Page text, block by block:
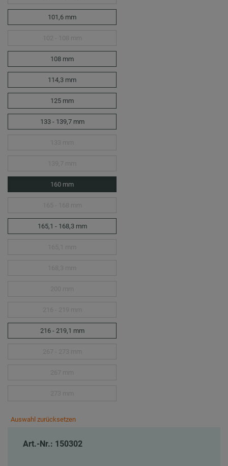
101,6 mm
108 mm
114,3 mm
125 mm
133 - 139,7 mm
160 mm
165,1 - 168,3 mm
216 - 219,1 mm
Auswahl zurücksetzen
Art.-Nr.: 150302